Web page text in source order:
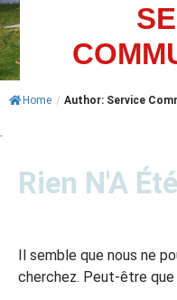
PARTICIPE
ACTUALITÉS
AGENDA
Home / Author: Service
.
Rien N'A
Il semble que nous ne
cherchez. Peut-être que